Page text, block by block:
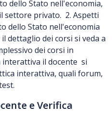
dello Stato nell'economia,
settore privato. 2. Aspetti
dello Stato nell'economia
dettaglio dei corsi si veda a
dei corsi in
interattiva il docente si
interattiva, quali forum,
e Verifica